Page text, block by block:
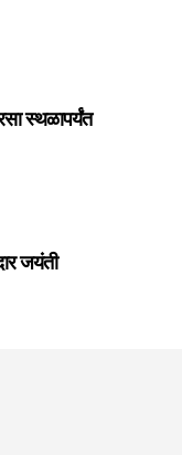
स्थळापर्यंत
जयंती